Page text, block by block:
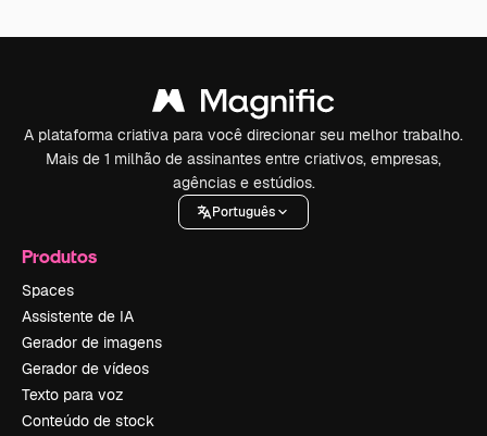
A plataforma criativa para você direcionar seu melhor trabalho.
Mais de 1 milhão de assinantes entre criativos, empresas,
agências e estúdios.
Português
Produtos
Spaces
Assistente de IA
Gerador de imagens
Gerador de vídeos
Texto para voz
Conteúdo de stock